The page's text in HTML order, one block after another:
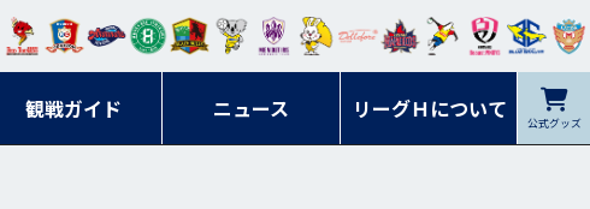
観戦ガイド ニュース リーグＨについて 公式グッズ
ンウ
ルヴ
ス福
ルネ コラ
ンマ
ーレ
ービ
ー石
ック 名古
オレ
ット
ツ
フォ
ーレ
岡山
イプ
ルレ
ッズ
シラ トピ
ンデ
ィー
クヤ
鹿児
島